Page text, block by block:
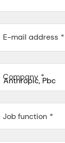
E-mail address
Company
548 Market St Pmb
Job function